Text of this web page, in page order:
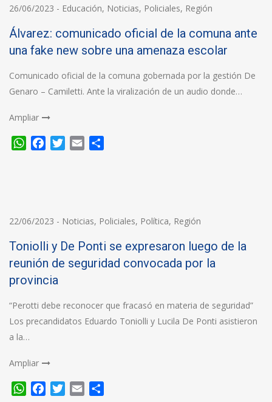
26/06/2023 - Educación, Noticias, Policiales, Región
Álvarez: comunicado oficial de la comuna ante
una fake new sobre una amenaza escolar
Comunicado oficial de la comuna gobernada por la gestión De
Genaro – Camiletti. Ante la viralización de un audio donde…
Ampliar
WhatsApp
FacebookTwitter
Email
22/06/2023 - Noticias, Policiales, Política, Región
Toniolli y De Ponti se expresaron luego de la
reunión de seguridad convocada por la
provincia
“Perotti debe reconocer que fracasó en materia de seguridad”
Los precandidatos Eduardo Toniolli y Lucila De Ponti asistieron
a la…
Ampliar
WhatsApp
FacebookTwitter
Email